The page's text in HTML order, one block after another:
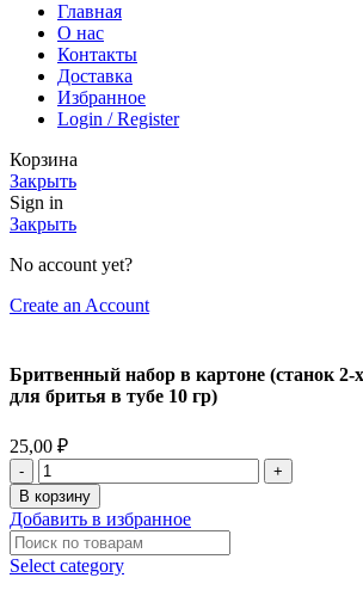
Главная
О нас
Контакты
Доставка
Избранное
Login / Register
Корзина
Закрыть
Sign in
Закрыть
No account yet?
Create an Account
Бритвенный набор в картоне (станок
для бритья в тубе 10 гр)
25,00 ₽
В корзину
Добавить в избранное
Select category